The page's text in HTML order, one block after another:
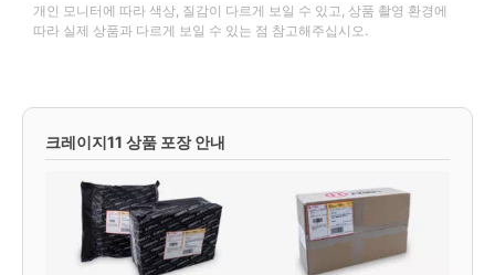
개인 모니터에 따라 색상, 질감이 다르게 보일 수 있고, 상품 촬영 환경에
따라 실제 상품과 다르게 보일 수 있는 점 참고해주십시오.
크레이지11 상품 포장 안내